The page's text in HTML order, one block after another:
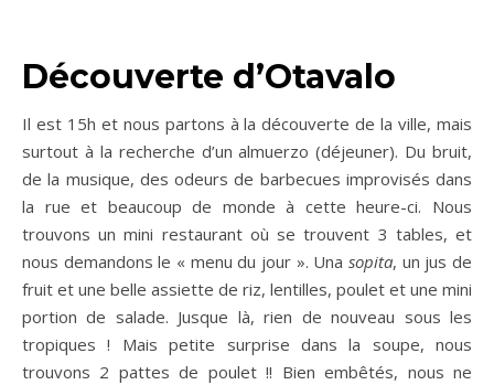
Découverte d’Otavalo
Il est 15h et nous partons à la découverte de la ville, mais
surtout à la recherche d’un almuerzo (déjeuner). Du bruit,
de la musique, des odeurs de barbecues improvisés dans
la rue et beaucoup de monde à cette heure-ci. Nous
trouvons un mini restaurant où se trouvent 3 tables, et
nous demandons le « menu du jour ». Una sopita, un jus de
fruit et une belle assiette de riz, lentilles, poulet et une mini
portion de salade. Jusque là, rien de nouveau sous les
tropiques ! Mais petite surprise dans la soupe, nous
trouvons 2 pattes de poulet !! Bien embêtés, nous ne